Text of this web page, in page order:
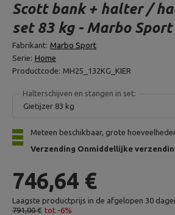
Scott bank + halter /
set 83 kg - Marbo Sport
Fabrikant: Marbo Sport
Serie: Home
Productcode: MH25_132KG_KIER
Halterschijven en stangen in set:
Gietijzer 83 kg
Meteen beschikbaar, grote
Verzending Onmiddellijke
746,64 €
Laagste productprijs in de afgelopen 30
791,00 € tot -6%